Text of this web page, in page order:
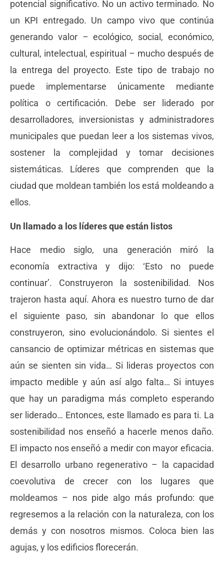
potencial significativo. No un activo terminado. No
un KPI entregado. Un campo vivo que continúa
generando valor – ecológico, social, económico,
cultural, intelectual, espiritual – mucho después de
la entrega del proyecto. Este tipo de trabajo no
puede implementarse únicamente mediante
política o certificación. Debe ser liderado por
desarrolladores, inversionistas y administradores
municipales que puedan leer a los sistemas vivos,
sostener la complejidad y tomar decisiones
sistemáticas. Líderes que comprenden que la
ciudad que moldean también los está moldeando a
ellos.
Un llamado a los líderes que están listos
Hace medio siglo, una generación miró la
economía extractiva y dijo: ‘Esto no puede
continuar’. Construyeron la sostenibilidad. Nos
trajeron hasta aquí. Ahora es nuestro turno de dar
el siguiente paso, sin abandonar lo que ellos
construyeron, sino evolucionándolo. Si sientes el
cansancio de optimizar métricas en sistemas que
aún se sienten sin vida… Si lideras proyectos con
impacto medible y aún así algo falta… Si intuyes
que hay un paradigma más completo esperando
ser liderado… Entonces, este llamado es para ti. La
sostenibilidad nos enseñó a hacerle menos daño.
El impacto nos enseñó a medir con mayor eficacia.
El desarrollo urbano regenerativo – la capacidad
coevolutiva de crecer con los lugares que
moldeamos – nos pide algo más profundo: que
regresemos a la relación con la naturaleza, con los
demás y con nosotros mismos. Coloca bien las
agujas, y los edificios florecerán.